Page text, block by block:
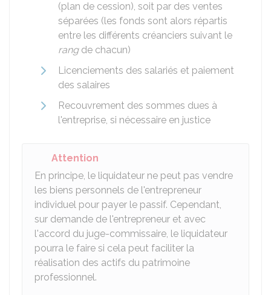
(plan de cession), soit par des ventes
séparées (les fonds sont alors répartis
entre les différents créanciers suivant le
rangde chacun)
Licenciements des salariés et paiement
des salaires
Recouvrement des sommes dues à
l'entreprise, si nécessaire en justice
Attention
En principe, le liquidateur ne peut pas vendre
les biens personnels de l'entrepreneur
individuel pour payer le passif. Cependant,
sur demande de l'entrepreneur et avec
l'accord du juge-commissaire, le liquidateur
pourra le faire si cela peut faciliter la
réalisation des actifs du patrimoine
professionnel.